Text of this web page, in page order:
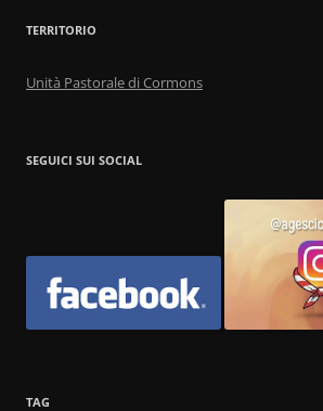
TERRITORIO
Unità Pastorale di Cormons
SEGUICI SUI SOCIAL
TAG